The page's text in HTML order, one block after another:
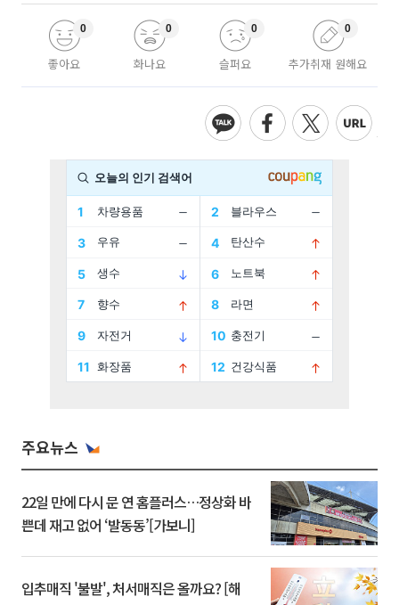
좋아요
0
화나요
0
슬퍼요
0
추가취재 원해요
0
주요뉴스
22일 만에 다시 문 연 홈플러스…정상화 바
쁜데 재고 없어 ‘발동동’[가보니]
입추매직 '불발', 처서매직은 올까요? [해